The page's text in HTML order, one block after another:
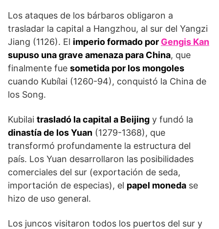
Los ataques de los bárbaros obligaron a
trasladar la capital a Hangzhou, al sur del Yangzi
Jiang (1126). El imperio formado por Gengis Kan
supuso una grave amenaza para China, que
finalmente fue sometida por los mongoles
cuando Kubílai (1260-94), conquistó la China de
los Song.
Kubilai trasladó la capital a Beijing y fundó la
dinastía de los Yuan (1279-1368), que
transformó profundamente la estructura del
país. Los Yuan desarrollaron las posibilidades
comerciales del sur (exportación de seda,
importación de especias), el papel moneda se
hizo de uso general.
Los juncos visitaron todos los puertos del sur y